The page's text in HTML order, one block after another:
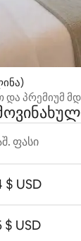
და პრემიუმ
ფასი
$ USD
$ USD